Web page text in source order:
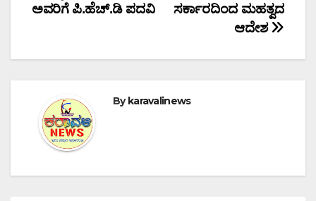
ಸರ್ಕಾರದಿಂದ ಮಹತ್ವದ
ಆದೇಶ
ಅವರಿಗೆ ಪಿ.ಹೆಚ್.ಡಿ ಪದವಿ
By karavalinews